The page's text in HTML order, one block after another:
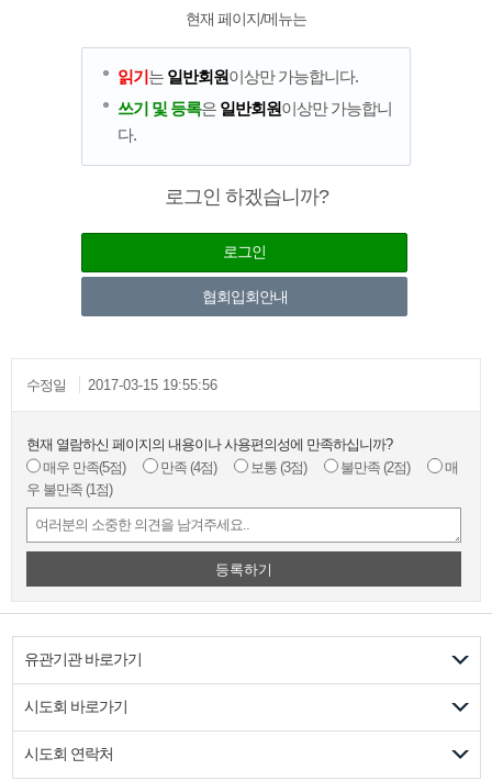
현재 페이지/메뉴는
읽기는 일반회원이상만 가능합니다.
쓰기 및 등록은 일반회원이상만 가능합니
다.
로그인 하겠습니까?
로그인
협회입회안내
수정일 2017-03-15 19:55:56
현재 열람하신 페이지의 내용이나 사용편의성에 만족하십니까?
매우 만족(5점) 만족 (4점) 보통 (3점) 불만족 (2점)
매
우 불만족 (1점)
등록하기
유관기관 바로가기
시도회 바로가기
시도회 연락처